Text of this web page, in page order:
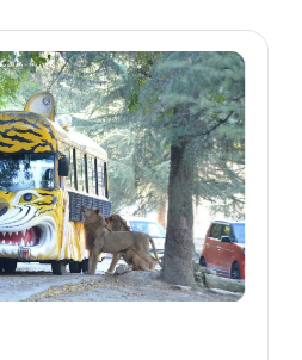
へのアクセスの良さ
家族での夏旅にぴっ
としてご案内いただ
生動物たちとの特別
楽しみください。お
、スタッフ一同心よ
ております。 ▼ 記
ご覧いただけますま